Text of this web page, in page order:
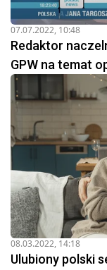
07.07.2022, 10:48
Redaktor
GPW na temat
08.03.2022, 14:18
Ulubiony polski